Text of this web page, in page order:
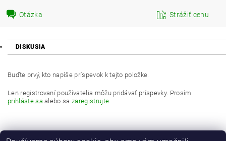
Otázka Strážiť cenu
DISKUSIA
Buďte prvý, kto napíše príspevok k tejto položke.
Len registrovaní používatelia môžu pridávať príspevky. Prosím
prihláste sa alebo sazaregistrujte.